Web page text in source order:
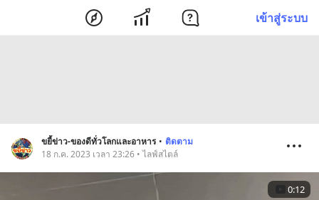
เข้าสู่ระบบ
ขยี้ข่าว-ของดีทั่วโลกและอาหาร • ติดตาม
18 ก.ค. 2023 เวลา 23:26 • ไลฟ์สไตล์
0:12